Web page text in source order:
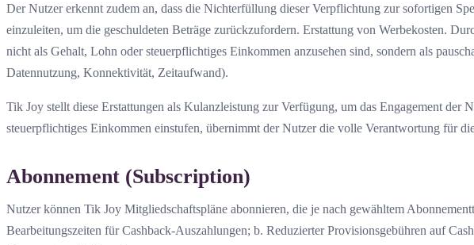
Der Nutzer erkennt zudem an, dass die Nichterfüllung dieser Verpflichtung zur sofortigen
einzuleiten, um die geschuldeten Beträge zurückzufordern. Erstattung von Werbekosten.
nicht als Gehalt, Lohn oder steuerpflichtiges Einkommen anzusehen sind, sondern als
Datennutzung, Konnektivität, Zeitaufwand).
Tik Joy stellt diese Erstattungen als Kulanzleistung zur Verfügung, um das Engagement der
steuerpflichtiges Einkommen einstufen, übernimmt der Nutzer die volle Verantwortung für
Abonnement (Subscription)
Nutzer können Tik Joy Mitgliedschaftspläne abonnieren, die je nach gewähltem
Bearbeitungszeiten für Cashback-Auszahlungen; b. Reduzierter Provisionsgebühren auf